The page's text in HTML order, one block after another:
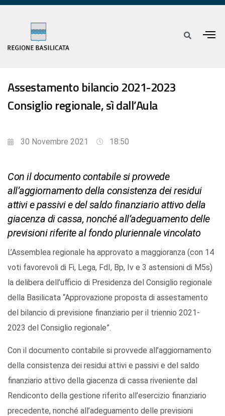
Assestamento bilancio 2021-2023
Consiglio regionale, sì dall’Aula
30 Novembre 2021 18:50
Con il documento contabile si provvede
all’aggiornamento della consistenza dei residui
attivi e passivi e del saldo finanziario attivo della
giacenza di cassa, nonché all’adeguamento delle
previsioni riferite al fondo pluriennale vincolato
L’Assemblea regionale ha approvato a maggioranza (con 14
voti favorevoli di Fi, Lega, FdI, Bp, Iv e 3 astensioni di M5s)
la delibera dell’ufficio di Presidenza del Consiglio regionale
della Basilicata “Approvazione proposta di assestamento
del bilancio di previsione finanziario per il triennio 2021-
2023 del Consiglio regionale”.
Con il documento contabile si provvede all’aggiornamento
della consistenza dei residui attivi e passivi e del saldo
finanziario attivo della giacenza di cassa riveniente dal
Rendiconto della gestione riferito all’esercizio finanziario
precedente, nonché all’adeguamento delle previsioni